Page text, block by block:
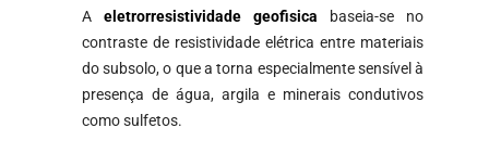
A eletrorresistividade geofisica baseia-se no
contraste de resistividade elétrica entre materiais
do subsolo, o que a torna especialmente sensível à
presença de água, argila e minerais condutivos
como sulfetos.